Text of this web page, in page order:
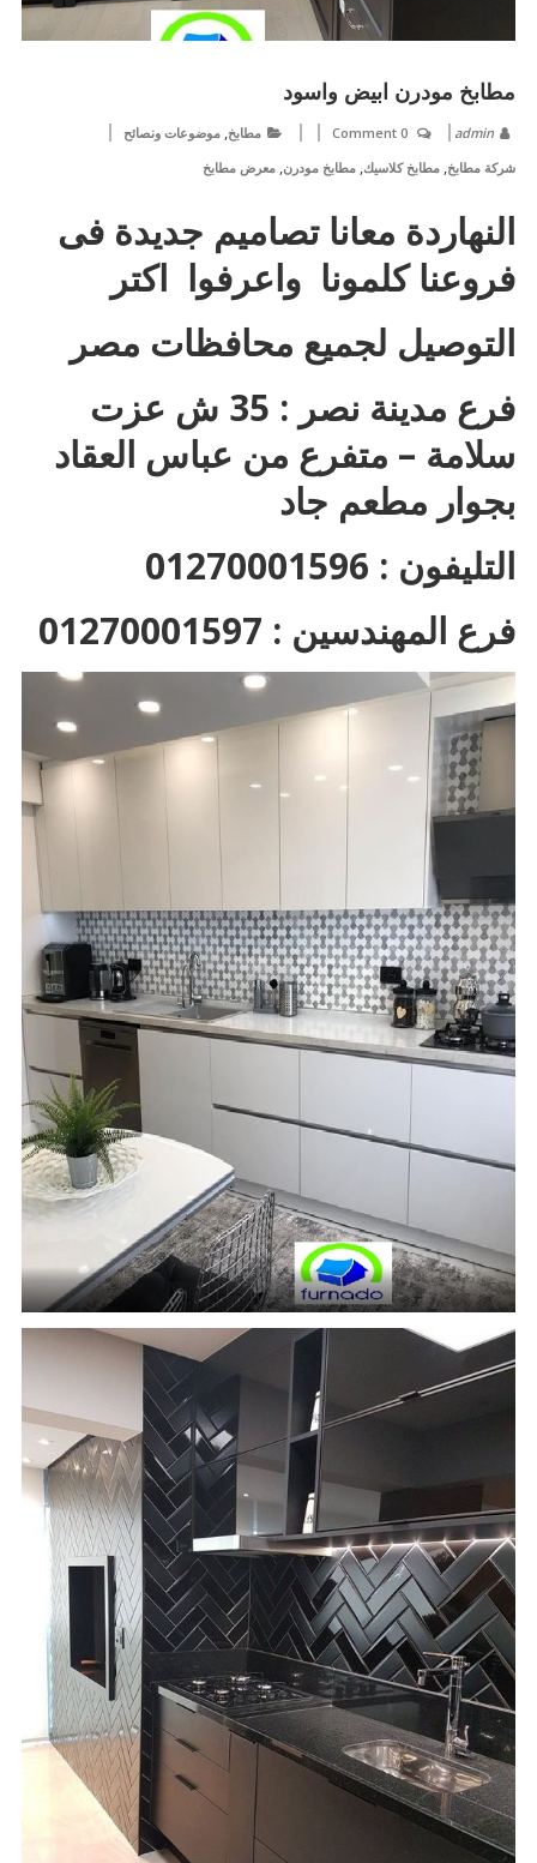
مطابخ مودرن ابيض واسود
admin
0 Comment مطابخ, موضوعات ونصائح
شركة مطابخ, مطابخ كلاسيك, مطابخ مودرن, معرض مطابخ
النهاردة معانا تصاميم جديدة فى
فروعنا كلمونا واعرفوا اكتر
التوصيل لجميع محافظات مصر
فرع مدينة نصر : 35 ش عزت
سلامة – متفرع من عباس العقاد
بجوار مطعم جاد
التليفون : 01270001596
فرع المهندسين : 01270001597